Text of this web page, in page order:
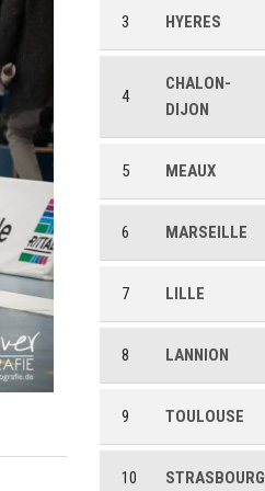
3 HYERES
4
CHALON-
DIJON
5 MEAUX
6 MARSEILLE
7 LILLE
8 LANNION
9 TOULOUSE
10 STRASBOURG